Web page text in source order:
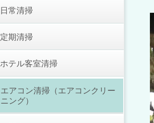
日常清掃
定期清掃
ホテル客室清掃
エアコン清掃（エアコンクリー
ニング）